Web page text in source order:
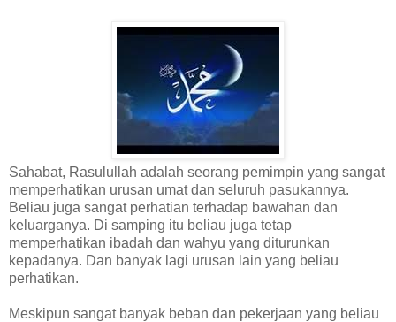
Sahabat, Rasulullah adalah seorang pemimpin yang sangat
memperhatikan urusan umat dan seluruh pasukannya.
Beliau juga sangat perhatian terhadap bawahan dan
keluarganya. Di samping itu beliau juga tetap
memperhatikan ibadah dan wahyu yang diturunkan
kepadanya. Dan banyak lagi urusan lain yang beliau
perhatikan.
Meskipun sangat banyak beban dan pekerjaan yang beliau